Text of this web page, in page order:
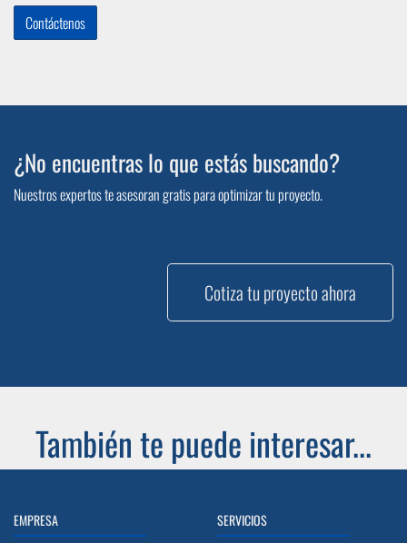
Contáctenos
¿No encuentras lo que estás buscando?
Nuestros expertos te asesoran gratis para optimizar tu proyecto.
Cotiza tu proyecto ahora
También te puede interesar...
EMPRESA
SERVICIOS